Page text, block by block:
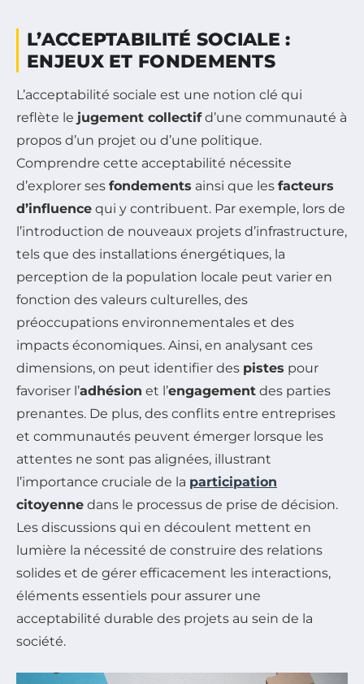
L’ACCEPTABILITÉ SOCIALE :
ENJEUX ET FONDEMENTS
L’acceptabilité sociale est une notion clé qui
reflète le jugement collectifd’une communauté à
propos d’un projet ou d’une politique.
Comprendre cette acceptabilité nécessite
d’explorer ses fondements ainsi que les facteurs
d’influence qui y contribuent. Par exemple, lors de
l’introduction de nouveaux projets d’infrastructure,
tels que des installations énergétiques, la
perception de la population locale peut varier en
fonction des valeurs culturelles, des
préoccupations environnementales et des
impacts économiques. Ainsi, en analysant ces
dimensions, on peut identifier des pistes pour
favoriser l’adhésion et l’engagement des parties
prenantes. De plus, des conflits entre entreprises
et communautés peuvent émerger lorsque les
attentes ne sont pas alignées, illustrant
l’importance cruciale de la participation
citoyenne dans le processus de prise de décision.
Les discussions qui en découlent mettent en
lumière la nécessité de construire des relations
solides et de gérer efficacement les interactions,
éléments essentiels pour assurer une
acceptabilité durable des projets au sein de la
société.